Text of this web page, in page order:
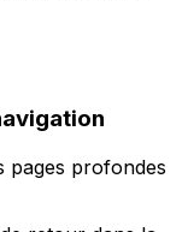
pages profondes